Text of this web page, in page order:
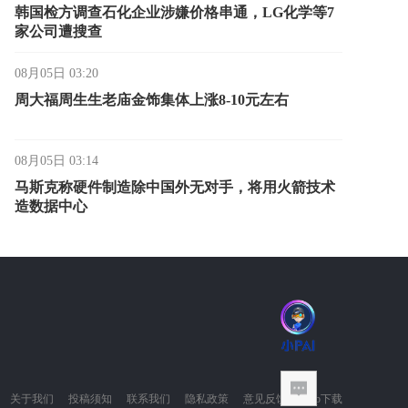
韩国检方调查石化企业涉嫌价格串通，LG化学等7
家公司遭搜查
08月05日 03:20
周大福周生生老庙金饰集体上涨8-10元左右
08月05日 03:14
马斯克称硬件制造除中国外无对手，将用火箭技术
造数据中心
宇树科技开启科创板IPO初步询价，市场预估IPO市
关于我们 投稿须知 联系我们 隐私政策 意见反馈 App下载